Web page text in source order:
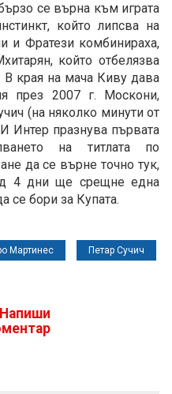
се върна към играта
който липсва на
и Фратези комбинираха,
който отбелязва
В края на мача Киву дава
през 2007 г. Москони,
(на няколко минути от
Интер празнува първата
на титлата по
да се върне точно тук,
4 дни ще срещне една
се бори за Купата.
Мартинес Петар Сучич
Напиши